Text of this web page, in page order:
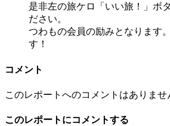
是非左の旅ケロ「いい旅！」ボ
ださい。
つわもの会員の励みとなります
す！
コメント
このレポートへのコメントはありませ
このレポートにコメントする